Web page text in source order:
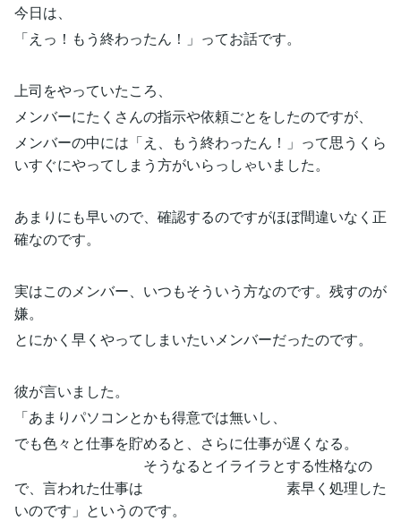
今日は、
「えっ！もう終わったん！」ってお話です。
上司をやっていたころ、
メンバーにたくさんの指示や依頼ごとをしたのですが、
メンバーの中には「え、もう終わったん！」って思うくら
いすぐにやってしまう方がいらっしゃいました。
あまりにも早いので、確認するのですがほぼ間違いなく正
確なのです。
実はこのメンバー、いつもそういう方なのです。残すのが
嫌。
とにかく早くやってしまいたいメンバーだったのです。
彼が言いました。
「あまりパソコンとかも得意では無いし、
でも色々と仕事を貯めると、さらに仕事が遅くなる。
そうなるとイライラとする性格なの
で、言われた仕事は 素早く処理した
いのです」というのです。